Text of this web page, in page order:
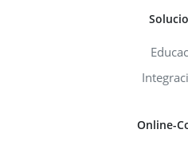
Online-